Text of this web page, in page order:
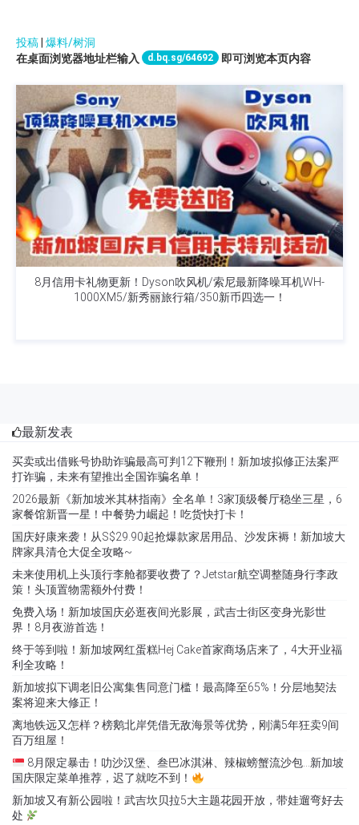
投稿 爆料/树洞
在桌面浏览器地址栏输入
d.bq.sg/64692 即可浏览本页内容
8月信用卡礼物更新！Dyson吹风机/索尼最新降噪耳机WH-
1000XM5/新秀丽旅行箱/350新币四选一！
最新发表
买卖或出借账号协助诈骗最高可判12下鞭刑！新加坡拟修正法案严
打诈骗，未来有望推出全国诈骗名单！
2026最新《新加坡米其林指南》全名单！3家顶级餐厅稳坐三星，6
家餐馆新晋一星！中餐势力崛起！吃货快打卡！
国庆好康来袭！从S$29.90起抢爆款家居用品、沙发床褥！新加坡大
牌家具清仓大促全攻略~
未来使用机上头顶行李舱都要收费了？Jetstar航空调整随身行李政
策！头顶置物需额外付费！
免费入场！新加坡国庆必逛夜间光影展，武吉士街区变身光影世
界！8月夜游首选！
终于等到啦！新加坡网红蛋糕Hej Cake首家商场店来了，4大开业福
利全攻略！
新加坡拟下调老旧公寓集售同意门槛！最高降至65%！分层地契法
案将迎来大修正！
离地铁远又怎样？榜鹅北岸凭借无敌海景等优势，刚满5年狂卖9间
百万组屋！
8月限定暴击！叻沙汉堡、叁巴冰淇淋、辣椒螃蟹流沙包…新加坡
国庆限定菜单推荐，迟了就吃不到！
新加坡又有新公园啦！武吉坎贝拉5大主题花园开放，带娃遛弯好去
处